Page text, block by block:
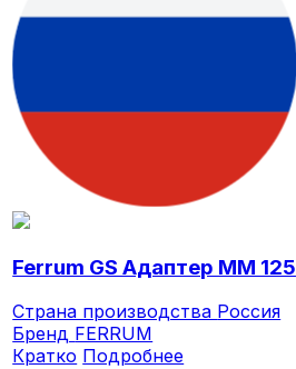
Ferrum GS Адаптер ММ 125
Страна производства Россия
Бренд FERRUM
Кратко Подробнее